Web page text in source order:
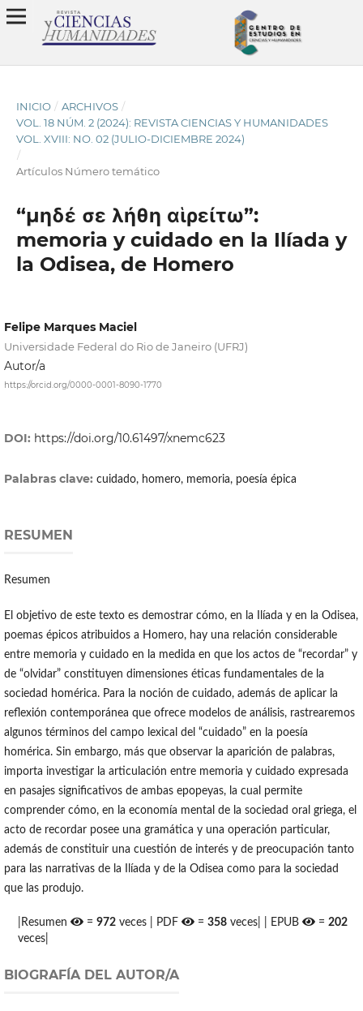
INICIO / ARCHIVOS /
VOL. 18 NÚM. 2 (2024): REVISTA CIENCIAS Y HUMANIDADES
VOL. XVIII: NO. 02 (JULIO-DICIEMBRE 2024)
/
Artículos Número temático
“μηδέ σε λήθη αἱρείτω”:
memoria y cuidado en la Ilíada y
la Odisea, de Homero
Felipe Marques Maciel
Universidade Federal do Rio de Janeiro (UFRJ)
Autor/a
https://orcid.org/0000-0001-8090-1770
DOI: https://doi.org/10.61497/xnemc623
Palabras clave: cuidado, homero, memoria, poesía épica
RESUMEN
Resumen
El objetivo de este texto es demostrar cómo, en la Ilíada y en la Odisea,
poemas épicos atribuidos a Homero, hay una relación considerable
entre memoria y cuidado en la medida en que los actos de “recordar” y
de “olvidar” constituyen dimensiones éticas fundamentales de la
sociedad homérica. Para la noción de cuidado, además de aplicar la
reflexión contemporánea que ofrece modelos de análisis, rastrearemos
algunos términos del campo lexical del “cuidado” en la poesía
homérica. Sin embargo, más que observar la aparición de palabras,
importa investigar la articulación entre memoria y cuidado expresada
en pasajes significativos de ambas epopeyas, la cual permite
comprender cómo, en la economía mental de la sociedad oral griega, el
acto de recordar posee una gramática y una operación particular,
además de constituir una cuestión de interés y de preocupación tanto
para las narrativas de la Ilíada y de la Odisea como para la sociedad
que las produjo.
|Resumen =972 veces | PDF =358 veces| | EPUB =202
veces|
BIOGRAFÍA DEL AUTOR/A